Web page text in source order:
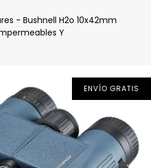
- Bushnell H2o 10x42mm
Y
ENVÍO GRATIS